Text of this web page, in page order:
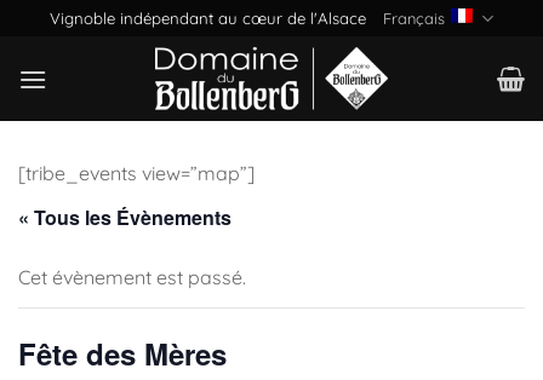
Passer
contenu
Vignoble indépendant au cœur de l'Alsace Français
[tribe_events view=”map”]
« Tous les Évènements
Cet évènement est passé.
Fête des Mères